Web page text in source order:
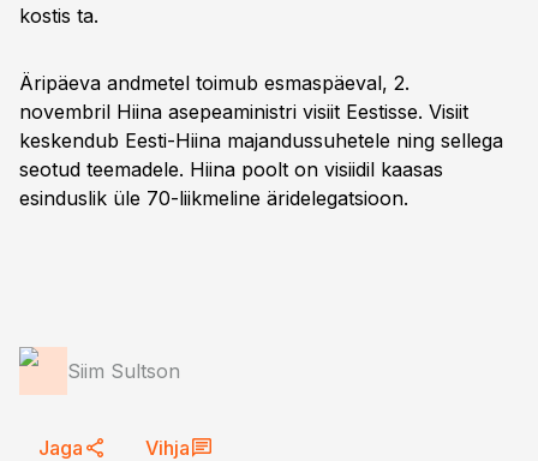
kostis ta.
Äripäeva andmetel toimub esmaspäeval, 2.
novembril Hiina asepeaministri visiit Eestisse. Visiit
keskendub Eesti-Hiina majandussuhetele ning sellega
seotud teemadele. Hiina poolt on visiidil kaasas
esinduslik üle 70-liikmeline äridelegatsioon.
Siim Sultson
Jaga Vihja